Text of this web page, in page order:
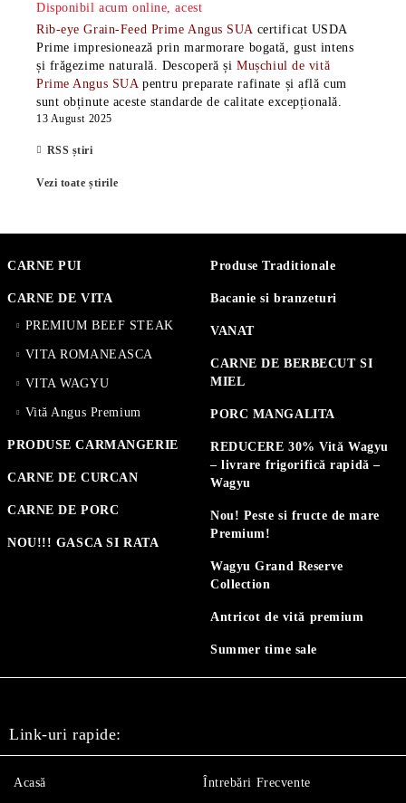
Disponibil acum online, acest
Rib-eye Grain-Feed Prime Angus SUA certificat USDA
Prime impresionează prin marmorare bogată, gust intens
și frăgezime naturală. Descoperă șiMușchiul de vită
Prime Angus SUA pentru preparate rafinate și află cum
sunt obținute aceste standarde de calitate excepțională.
13 August 2025
RSS știri
Vezi toate știrile
CARNE PUI
CARNE DE VITA
PREMIUM BEEF STEAK
VITA ROMANEASCA
VITA WAGYU
Vită Angus Premium
PRODUSE CARMANGERIE
CARNE DE CURCAN
CARNE DE PORC
NOU!!! GASCA SI RATA
Produse Traditionale
Bacanie si branzeturi
VANAT
CARNE DE BERBECUT SI
MIEL
PORC MANGALITA
REDUCERE 30% Vită Wagyu
– livrare frigorifică rapidă –
Wagyu
Nou! Peste si fructe de mare
Premium!
Wagyu Grand Reserve
Collection
Antricot de vită premium
Summer time sale
Link-uri rapide:
Acasă Întrebări Frecvente